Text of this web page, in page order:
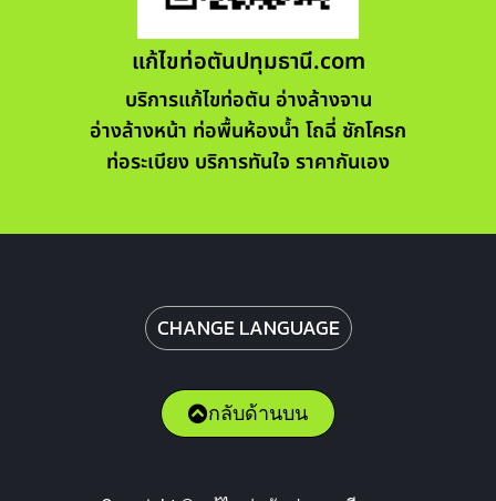
แก้ไขท่อตันปทุมธานี.com
บริการแก้ไขท่อตัน อ่างล้างจาน
อ่างล้างหน้า ท่อพื้นห้องน้ำ โถฉี่ ชักโครก
ท่อระเบียง บริการทันใจ ราคากันเอง
CHANGE LANGUAGE
กลับด้านบน